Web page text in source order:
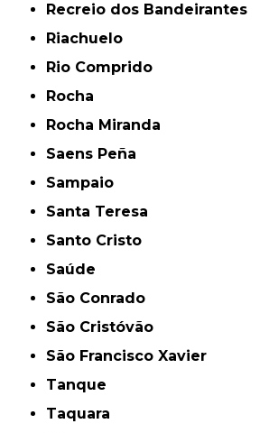
Recreio dos Bandeirantes
Riachuelo
Rio Comprido
Rocha
Rocha Miranda
Saens Peña
Sampaio
Santa Teresa
Santo Cristo
Saúde
São Conrado
São Cristóvão
São Francisco Xavier
Tanque
Taquara